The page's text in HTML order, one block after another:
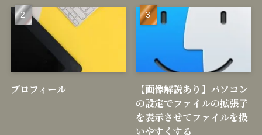
【ファイルを作ろう】VSCodeで画像を準備する手順に
ついて